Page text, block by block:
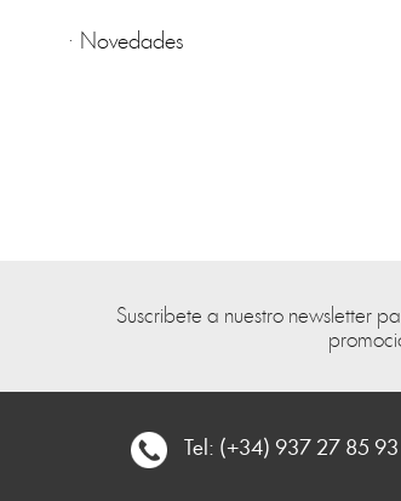
· Novedades
Suscribete a nuestro newsletter
Tel: (+34) 937 27 85 93